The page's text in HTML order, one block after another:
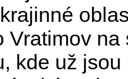
Vratimov
kde už